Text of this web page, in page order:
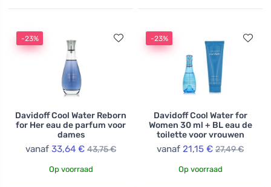
-23%
Davidoff Cool Water Reborn
for Her eau de parfum voor
dames
vanaf 33,64 € 43,75 €
Op voorraad
-23%
Davidoff Cool Water for
Women 30 ml + BL eau de
toilette voor vrouwen
vanaf 21,15 € 27,49 €
Op voorraad